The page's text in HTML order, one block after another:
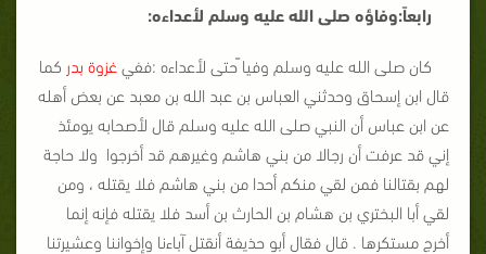
رابعاً:وفاؤه صلى الله عليه وسلم لأعداءه:
كان صلى الله عليه وسلم وفيا ًحتى لأعداءه :ففي غزوة بدر كما
قال ابن إسحاق وحدثني العباس بن عبد الله بن معبد عن بعض أهله
عن ابن عباس أن النبي صلى الله عليه وسلم قال لأصحابه يومئذ
إني قد عرفت أن رجالا من بني هاشم وغيرهم قد أخرجوا ولا حاجة
لهم بقتالنا فمن لقي منكم أحدا من بني هاشم فلا يقتله ، ومن
لقي أبا البختري بن هشام بن الحارث بن أسد فلا يقتله فإنه إنما
أخرج مستكرها . قال فقال أبو حذيفة أنقتل آباءنا وإخواننا وعشيرتنا